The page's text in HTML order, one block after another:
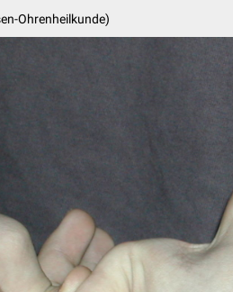
Ohrenheilkunde)